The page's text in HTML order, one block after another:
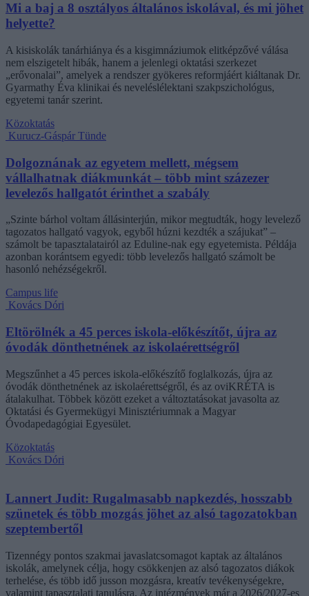
Mi a baj a 8 osztályos általános iskolával, és mi jöhet
helyette?
A kisiskolák tanárhiánya és a kisgimnáziumok elitképzővé válása
nem elszigetelt hibák, hanem a jelenlegi oktatási szerkezet
„erővonalai”, amelyek a rendszer gyökeres reformjáért kiáltanak Dr.
Gyarmathy Éva klinikai és neveléslélektani szakpszichológus,
egyetemi tanár szerint.
Közoktatás
Kurucz-Gáspár Tünde
Dolgoznának az egyetem mellett, mégsem
vállalhatnak diákmunkát – több mint százezer
levelezős hallgatót érinthet a szabály
„Szinte bárhol voltam állásinterjún, mikor megtudták, hogy levelező
tagozatos hallgató vagyok, egyből húzni kezdték a szájukat” –
számolt be tapasztalatairól az Eduline-nak egy egyetemista. Példája
azonban korántsem egyedi: több levelezős hallgató számolt be
hasonló nehézségekről.
Campus life
Kovács Dóri
Eltörölnék a 45 perces iskola-előkészítőt, újra az
óvodák dönthetnének az iskolaérettségről
Megszűnhet a 45 perces iskola-előkészítő foglalkozás, újra az
óvodák dönthetnének az iskolaérettségről, és az oviKRÉTA is
átalakulhat. Többek között ezeket a változtatásokat javasolta az
Oktatási és Gyermekügyi Minisztériumnak a Magyar
Óvodapedagógiai Egyesület.
Közoktatás
Kovács Dóri
Lannert Judit: Rugalmasabb napkezdés, hosszabb
szünetek és több mozgás jöhet az alsó tagozatokban
szeptembertől
Tizennégy pontos szakmai javaslatcsomagot kaptak az általános
iskolák, amelynek célja, hogy csökkenjen az alsó tagozatos diákok
terhelése, és több idő jusson mozgásra, kreatív tevékenységekre,
valamint tapasztalati tanulásra. Az intézmények már a 2026/2027-es